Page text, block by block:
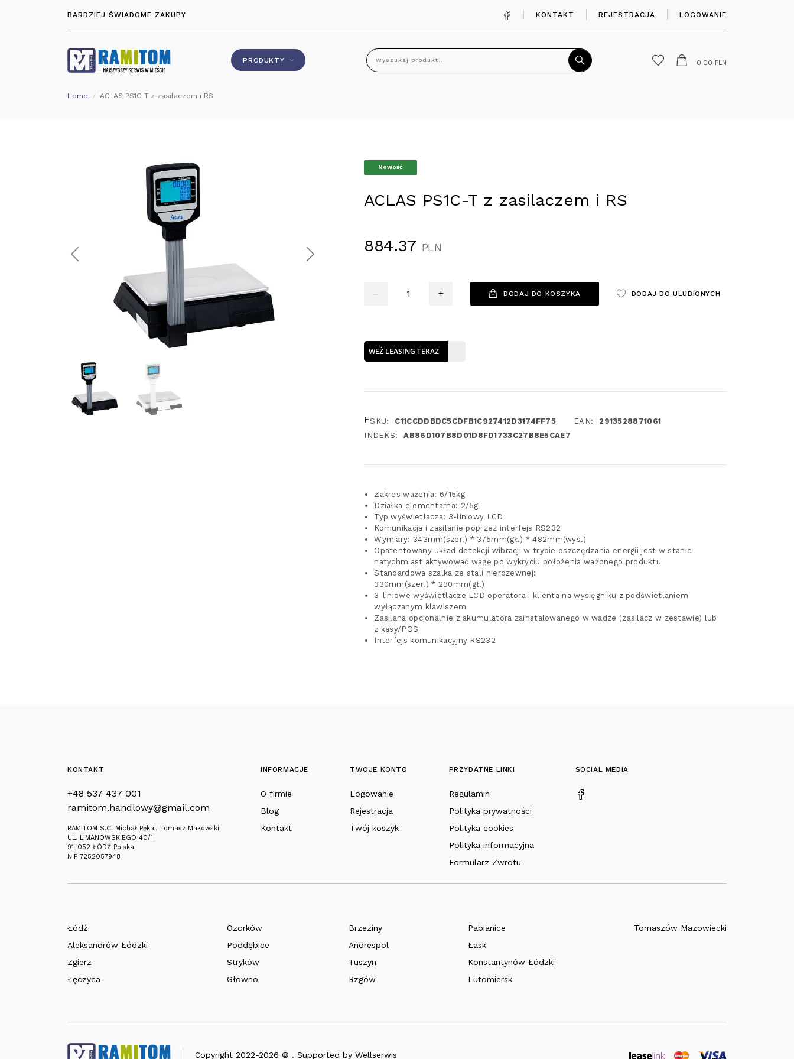
BARDZIEJ ŚWIADOME ZAKUPY KONTAKT REJESTRACJA LOGOWANIE
PRODUKTY
Wyszukaj produkt... 0.00 PLN
Home ACLAS PS1C-T z zasilaczem i RS
Nowość
ACLAS PS1C-T z zasilaczem i RS
884.37 PLN
– + DODAJ DO KOSZYKA DODAJ DO ULUBIONYCH
WEŹ LEASING TERAZ
FSKU: C11CCDDBDC5CDFB1C927412D3174FF75 EAN:
2913528871061
INDEKS:
AB86D107B8D01D8FD1733C27B8E5CAE7
Zakres ważenia: 6/15kg
Działka elementarna: 2/5g
Typ wyświetlacza: 3-liniowy LCD
Komunikacja i zasilanie poprzez interfejs RS232
Wymiary: 343mm(szer.) * 375mm(gł.) * 482mm(wys.)
Opatentowany układ detekcji wibracji w trybie oszczędzania energii jest w stanie
natychmiast aktywować wagę po wykryciu położenia ważonego produktu
Standardowa szalka ze stali nierdzewnej:
330mm(szer.) * 230mm(gł.)
3-liniowe wyświetlacze LCD operatora i klienta na wysięgniku z podświetlaniem
wyłączanym klawiszem
Zasilana opcjonalnie z akumulatora zainstalowanego w wadze (zasilacz w zestawie) lub
z kasy/POS
Interfejs komunikacyjny RS232
KONTAKT
+48 537 437 001
ramitom.handlowy@gmail.com
RAMITOM S.C. Michał Pękal, Tomasz Makowski
UL. LIMANOWSKIEGO 40/1
91-052 ŁÓDŹ Polska
NIP 7252057948
INFORMACJE
O firmie
Blog
Kontakt
TWOJE KONTO
Logowanie
Rejestracja
Twój koszyk
PRZYDATNE LINKI
Regulamin
Polityka prywatności
Polityka cookies
Polityka informacyjna
Formularz Zwrotu
SOCIAL MEDIA
Łódź
Aleksandrów Łódzki
Zgierz
Łęczyca
Ozorków
Poddębice
Stryków
Głowno
Brzeziny
Andrespol
Tuszyn
Rzgów
Pabianice
Łask
Konstantynów Łódzki
Lutomiersk
Tomaszów Mazowiecki
Copyright 2022-2026 © . Supported by Wellserwis